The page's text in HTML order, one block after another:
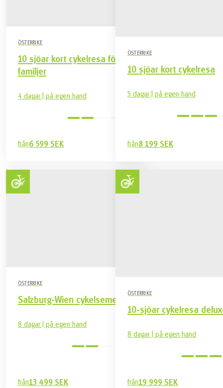
Reseförsäkring
Övrigt ej nämnt under vad som är inkluderat
ÖSTERRIKE
10 sjöar kort cykelresa för
familjer
4 dagar | på egen hand
från6 599 SEK
ÖSTERRIKE
10 sjöar kort cykelresa
5 dagar | på egen hand
från8 199 SEK
ÖSTERRIKE
Salzburg-Wien cykelsemester
8 dagar | på egen hand
från13 499 SEK
ÖSTERRIKE
10-sjöar cykelresa
8 dagar | på egen hand
från19 999 SEK